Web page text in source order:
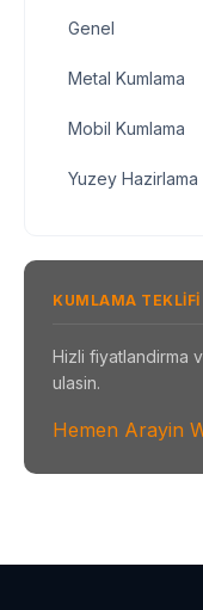
Genel
Metal Kumlama
Mobil Kumlama
Yuzey Hazirlama
KUMLAMA TEKLIFI
Hizli fiyatlandirma
ulasin.
Hemen Arayin